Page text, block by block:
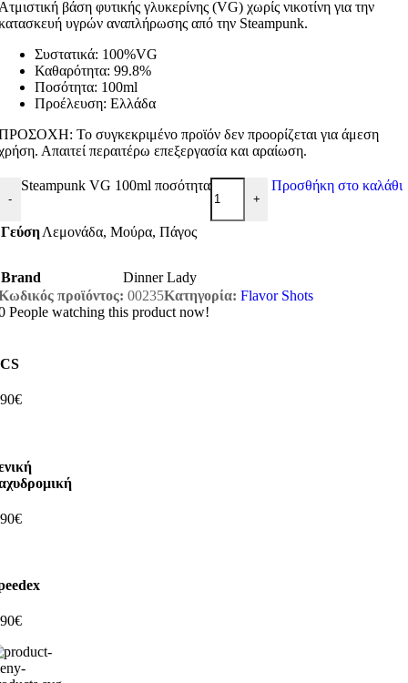
βάση φυτικής γλυκερίνης (VG) χωρίς νικοτίνη για την
υγρών αναπλήρωσης από την Steampunk.
Συστατικά: 100%VG
Καθαρότητα: 99.8%
Ποσότητα: 100ml
Προέλευση: Ελλάδα
Το συγκεκριμένο προϊόν δεν προορίζεται για άμεση
Απαιτεί περαιτέρω επεξεργασία και αραίωση.
-
Steampunk VG 100ml ποσότητα
+
Προσθήκη στο καλάθι
ΓεύσηΛεμονάδα, Μούρα, Πάγος
Brand
Dinner Lady
προϊόντος: 00235Κατηγορία: Flavor Shots
People watching this product now!